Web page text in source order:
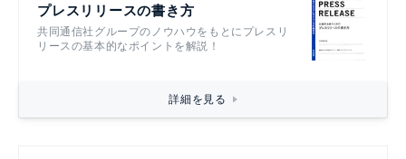
プレスリリースの書き方
共同通信社グループのノウハウをもとにプレスリ
リースの基本的なポイントを解説！
詳細を見る